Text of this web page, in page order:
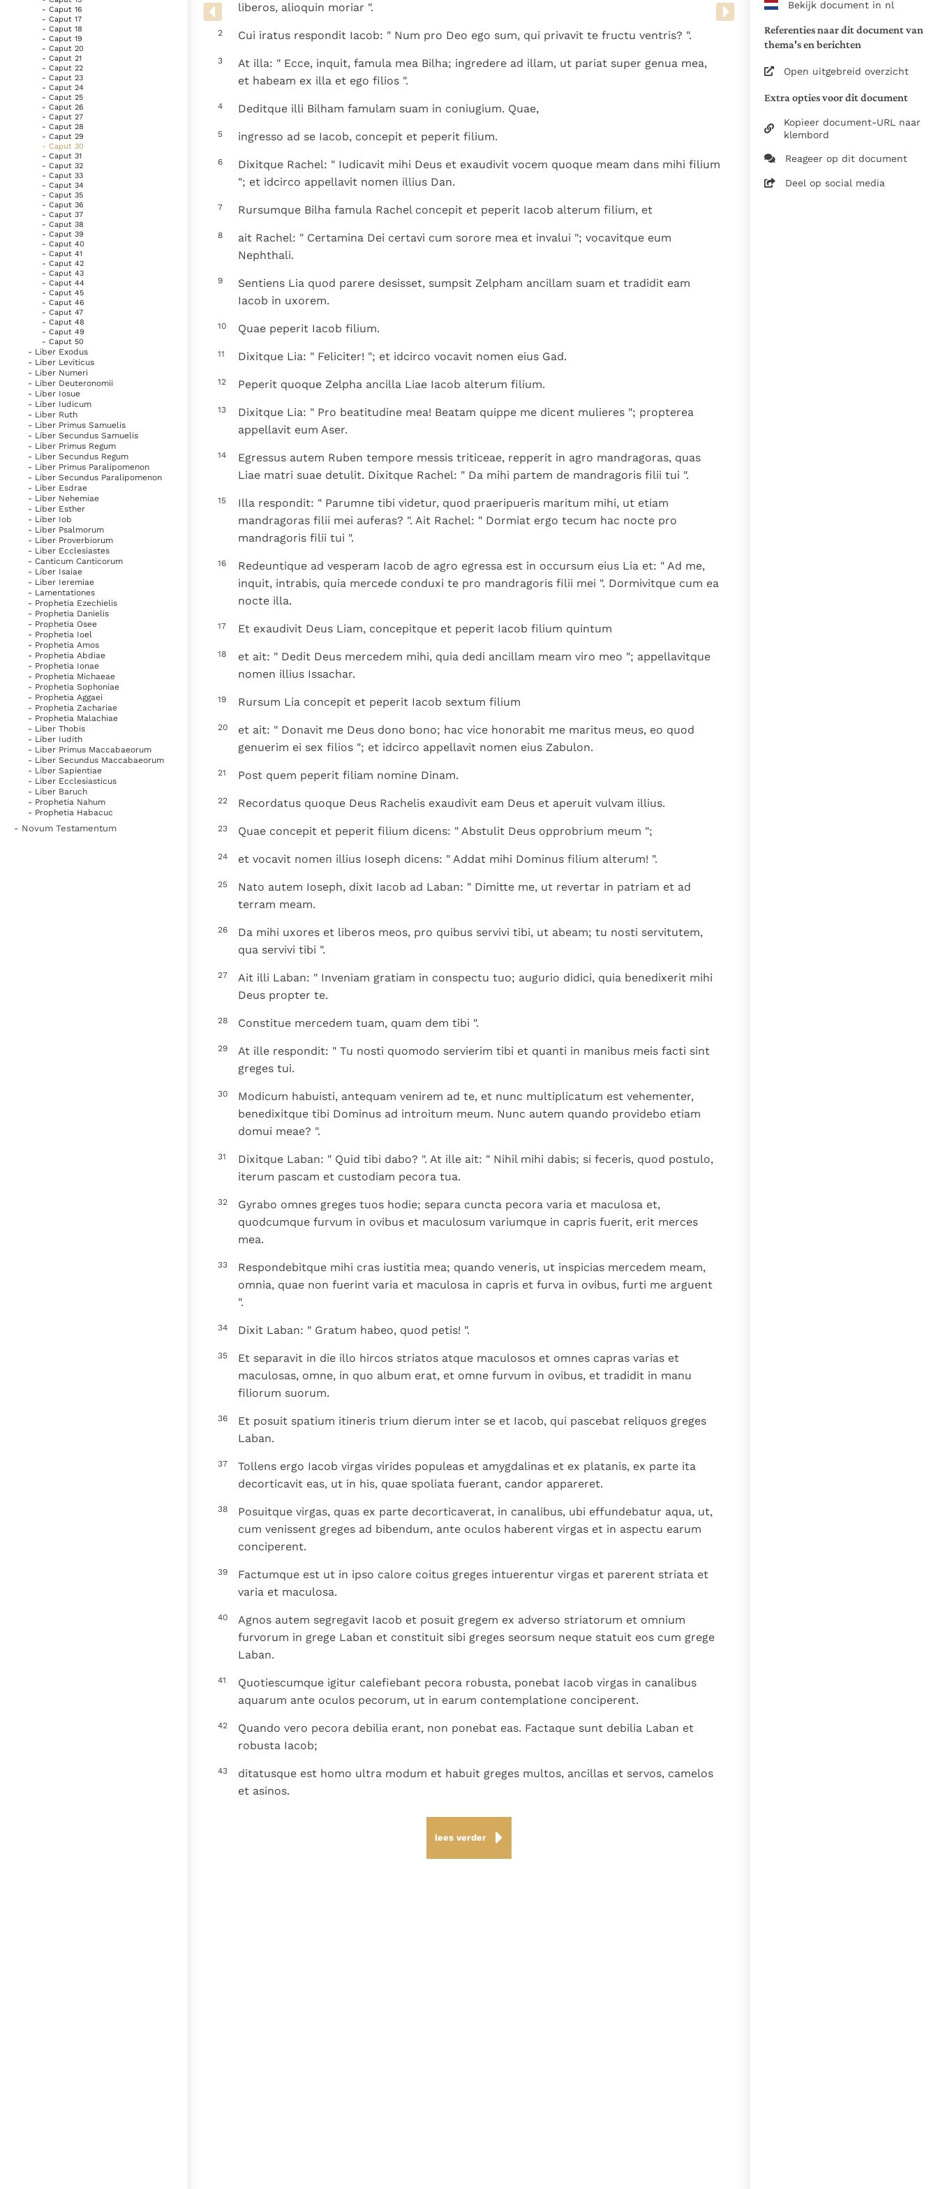
Denzinger Gebruiksvoorwaarden
koninkrijk te
groeit stilletjes door
liefde, niet door
mystieke
verschijnselen en de
heiligheid
noodzaak om "naar het
innerlijk" toe te keren.
www.vatican.va/archive/bible/
vulgata_vetus-
www.vatican.va/archive/bible/
aansluiting gezocht bij de
om de teksten van de
naast elkaar te kunnen
Daar waar de versnummering
elkaar afwijken is dus die van
Bekijk document in nl
Referenties naar dit document van
thema's en berichten
Open uitgebreid overzicht
Extra opties voor dit document
Kopieer document-URL naar
klembord
Reageer op dit document
Deel op social media
- Caput 16
- Caput 17
- Caput 18
- Caput 19
- Caput 20
- Caput 21
- Caput 22
- Caput 23
- Caput 24
- Caput 25
- Caput 26
- Caput 27
- Caput 28
- Caput 29
- Caput 30
- Caput 31
- Caput 32
- Caput 33
- Caput 34
- Caput 35
- Caput 36
- Caput 37
- Caput 38
- Caput 39
- Caput 40
- Caput 41
- Caput 42
- Caput 43
- Caput 44
- Caput 45
- Caput 46
- Caput 47
- Caput 48
- Caput 49
- Caput 50
- Liber Exodus
- Liber Leviticus
- Liber Numeri
- Liber Deuteronomii
- Liber Iosue
- Liber Iudicum
- Liber Ruth
- Liber Primus Samuelis
- Liber Secundus Samuelis
- Liber Primus Regum
- Liber Secundus Regum
- Liber Primus Paralipomenon
- Liber Secundus Paralipomenon
- Liber Esdrae
- Liber Nehemiae
- Liber Esther
- Liber Iob
- Liber Psalmorum
- Liber Proverbiorum
- Liber Ecclesiastes
- Canticum Canticorum
- Liber Isaiae
- Liber Ieremiae
- Lamentationes
- Prophetia Ezechielis
- Prophetia Danielis
- Prophetia Osee
- Prophetia Ioel
- Prophetia Amos
- Prophetia Abdiae
- Prophetia Ionae
- Prophetia Michaeae
- Prophetia Sophoniae
- Prophetia Aggaei
- Prophetia Zachariae
- Prophetia Malachiae
- Liber Thobis
- Liber Iudith
- Liber Primus Maccabaeorum
- Liber Secundus Maccabaeorum
- Liber Sapientiae
- Liber Ecclesiasticus
- Liber Baruch
- Prophetia Nahum
- Prophetia Habacuc
- Novum Testamentum
liberos, alioquin moriar ".
2 Cui iratus respondit Iacob: " Num pro Deo ego sum, qui privavit te fructu ventris? ".
3
At illa: " Ecce, inquit, famula mea Bilha; ingredere ad illam, ut pariat super genua mea,
et habeam ex illa et ego filios ".
4 Deditque illi Bilham famulam suam in coniugium. Quae,
5 ingresso ad se Iacob, concepit et peperit filium.
6
Dixitque Rachel: " Iudicavit mihi Deus et exaudivit vocem quoque meam dans mihi filium
"; et idcirco appellavit nomen illius Dan.
7 Rursumque Bilha famula Rachel concepit et peperit Iacob alterum filium, et
8
ait Rachel: " Certamina Dei certavi cum sorore mea et invalui "; vocavitque eum
Nephthali.
9
Sentiens Lia quod parere desisset, sumpsit Zelpham ancillam suam et tradidit eam
Iacob in uxorem.
10 Quae peperit Iacob filium.
11 Dixitque Lia: " Feliciter! "; et idcirco vocavit nomen eius Gad.
12 Peperit quoque Zelpha ancilla Liae Iacob alterum filium.
13
Dixitque Lia: " Pro beatitudine mea! Beatam quippe me dicent mulieres "; propterea
appellavit eum Aser.
14
Egressus autem Ruben tempore messis triticeae, repperit in agro mandragoras, quas
Liae matri suae detulit. Dixitque Rachel: " Da mihi partem de mandragoris filii tui ".
15
Illa respondit: " Parumne tibi videtur, quod praeripueris maritum mihi, ut etiam
mandragoras filii mei auferas? ". Ait Rachel: " Dormiat ergo tecum hac nocte pro
mandragoris filii tui ".
16
Redeuntique ad vesperam Iacob de agro egressa est in occursum eius Lia et: " Ad me,
inquit, intrabis, quia mercede conduxi te pro mandragoris filii mei ". Dormivitque cum ea
nocte illa.
17 Et exaudivit Deus Liam, concepitque et peperit Iacob filium quintum
18
et ait: " Dedit Deus mercedem mihi, quia dedi ancillam meam viro meo "; appellavitque
nomen illius Issachar.
19 Rursum Lia concepit et peperit Iacob sextum filium
20
et ait: " Donavit me Deus dono bono; hac vice honorabit me maritus meus, eo quod
genuerim ei sex filios "; et idcirco appellavit nomen eius Zabulon.
21 Post quem peperit filiam nomine Dinam.
22 Recordatus quoque Deus Rachelis exaudivit eam Deus et aperuit vulvam illius.
23 Quae concepit et peperit filium dicens: " Abstulit Deus opprobrium meum ";
24 et vocavit nomen illius Ioseph dicens: " Addat mihi Dominus filium alterum! ".
25
Nato autem Ioseph, dixit Iacob ad Laban: " Dimitte me, ut revertar in patriam et ad
terram meam.
26
Da mihi uxores et liberos meos, pro quibus servivi tibi, ut abeam; tu nosti servitutem,
qua servivi tibi ".
27
Ait illi Laban: " Inveniam gratiam in conspectu tuo; augurio didici, quia benedixerit mihi
Deus propter te.
28 Constitue mercedem tuam, quam dem tibi ".
29
At ille respondit: " Tu nosti quomodo servierim tibi et quanti in manibus meis facti sint
greges tui.
30
Modicum habuisti, antequam venirem ad te, et nunc multiplicatum est vehementer,
benedixitque tibi Dominus ad introitum meum. Nunc autem quando providebo etiam
domui meae? ".
31
Dixitque Laban: " Quid tibi dabo? ". At ille ait: " Nihil mihi dabis; si feceris, quod postulo,
iterum pascam et custodiam pecora tua.
32
Gyrabo omnes greges tuos hodie; separa cuncta pecora varia et maculosa et,
quodcumque furvum in ovibus et maculosum variumque in capris fuerit, erit merces
mea.
33
Respondebitque mihi cras iustitia mea; quando veneris, ut inspicias mercedem meam,
omnia, quae non fuerint varia et maculosa in capris et furva in ovibus, furti me arguent
".
34 Dixit Laban: " Gratum habeo, quod petis! ".
35
Et separavit in die illo hircos striatos atque maculosos et omnes capras varias et
maculosas, omne, in quo album erat, et omne furvum in ovibus, et tradidit in manu
filiorum suorum.
36
Et posuit spatium itineris trium dierum inter se et Iacob, qui pascebat reliquos greges
Laban.
37
Tollens ergo Iacob virgas virides populeas et amygdalinas et ex platanis, ex parte ita
decorticavit eas, ut in his, quae spoliata fuerant, candor appareret.
38
Posuitque virgas, quas ex parte decorticaverat, in canalibus, ubi effundebatur aqua, ut,
cum venissent greges ad bibendum, ante oculos haberent virgas et in aspectu earum
conciperent.
39
Factumque est ut in ipso calore coitus greges intuerentur virgas et parerent striata et
varia et maculosa.
40
Agnos autem segregavit Iacob et posuit gregem ex adverso striatorum et omnium
furvorum in grege Laban et constituit sibi greges seorsum neque statuit eos cum grege
Laban.
41
Quotiescumque igitur calefiebant pecora robusta, ponebat Iacob virgas in canalibus
aquarum ante oculos pecorum, ut in earum contemplatione conciperent.
42
Quando vero pecora debilia erant, non ponebat eas. Factaque sunt debilia Laban et
robusta Iacob;
43
ditatusque est homo ultra modum et habuit greges multos, ancillas et servos, camelos
et asinos.
lees verder